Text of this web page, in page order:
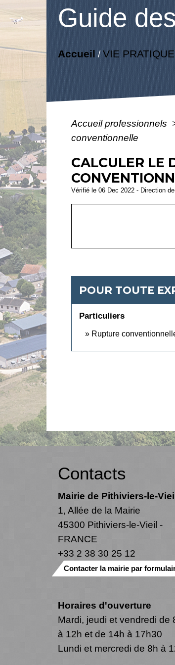
Guide
Accueil /VIE PRATIQUE
Accueil professionnels
conventionnelle
CALCULER LE
Vérifié le 06 Dec 2022 - Direction
POUR TOUTE
Particuliers
Rupture
Contacts
Mairie de Pithiviers-le-
1, Allée de la Mairie
45300 Pithiviers-le-Vieil -
FRANCE
+33 2 38 30 25 12
Contacter la mairie par
Horaires d'ouverture
Mardi, jeudi et vendredi de
à 12h et de 14h à 17h30
Lundi et mercredi de 8h à